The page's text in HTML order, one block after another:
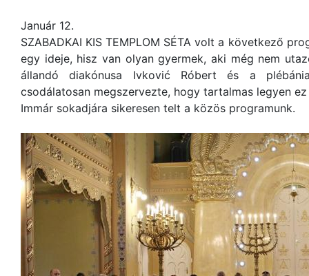
Január 12.
SZABADKAI KIS TEMPLOM SÉTA volt a következő
egy ideje, hisz van olyan gyermek, aki még nem
állandó diakónusa Ivković Róbert és a
csodálatosan megszervezte, hogy tartalmas legyen
Immár sokadjára sikeresen telt a közös programunk.